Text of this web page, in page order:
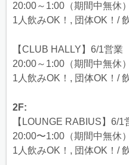
20:00～1:00（期間中無休
1人飲みOK！, 団体OK！/
【CLUB HALLY】6/1営業
20:00～1:00（期間中無休
1人飲みOK！, 団体OK！/
2F:
【LOUNGE RABIUS】6/1
20:00〜1:00（期間中無休
1人飲みOK！, 団体OK！/